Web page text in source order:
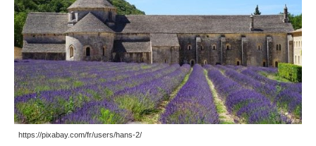
https://pixabay.com/fr/users/hans-2/